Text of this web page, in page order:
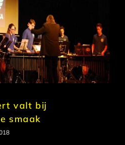
valt bij
smaak